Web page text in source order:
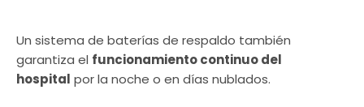
Un sistema de baterías de respaldo también
garantiza el funcionamiento continuo del
hospital por la noche o en días nublados.